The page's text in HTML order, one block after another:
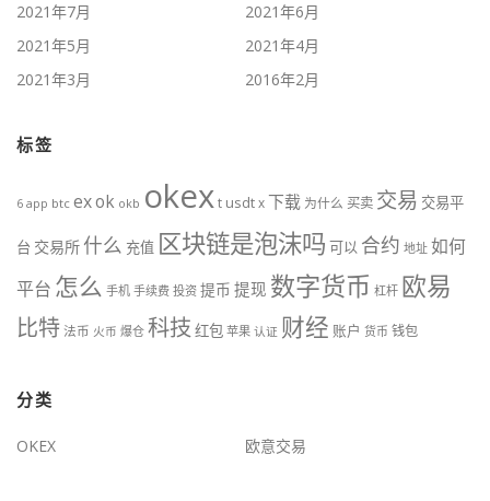
2021年7月
2021年6月
2021年5月
2021年4月
2021年3月
2016年2月
标签
6 app btc exok okb okext usdtx下载 为什么 买卖 交易 交易平
台 交易所 什么 充值 区块链是泡沫吗 可以 合约 地址 如何
平台 怎么 手机 手续费 投资 提币 提现 数字货币 杠杆 欧易
比特法币 火币 爆仓 科技 红包 苹果 认证 财经 账户 货币 钱包
分类
OKEX 欧意交易